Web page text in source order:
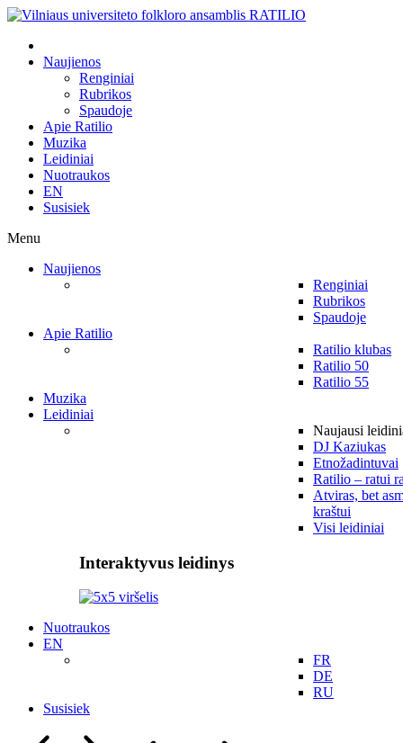
Naujienos
Renginiai
Rubrikos
Spaudoje
Apie Ratilio
Muzika
Leidiniai
Nuotraukos
EN
Susisiek
Menu
Naujienos
Renginiai
Rubrikos
Spaudoje
Apie Ratilio
Ratilio klubas
Ratilio 50
Ratilio 55
Muzika
Leidiniai
Naujausi
DJ Kaziukas
Etnožadintuvai
Ratilio – ratui
Atviras, bet
kraštui
Visi leidiniai
Interaktyvus leidinys
Nuotraukos
EN
FR
DE
RU
Susisiek